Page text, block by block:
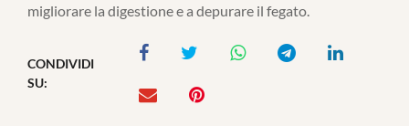
migliorare la digestione e a depurare il fegato.
CONDIVIDI
SU: